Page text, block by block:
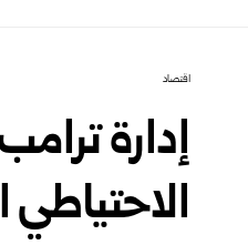
اقتصاد
الاحتياطي